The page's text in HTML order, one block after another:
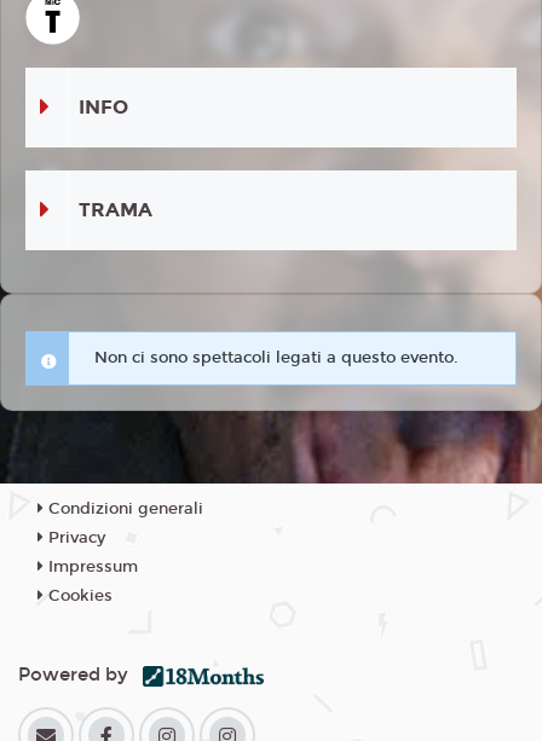
INFO
TRAMA
Non ci sono spettacoli legati a questo evento.
Condizioni generali
Privacy
Impressum
Cookies
Powered by